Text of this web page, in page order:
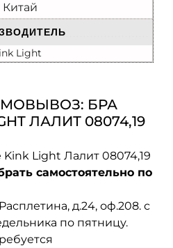
Китай
Light
БРА
ЛАЛИТ 08074,19
Light Лалит 08074,19
самостоятельно по
д.24, оф.208. с
по пятницу.